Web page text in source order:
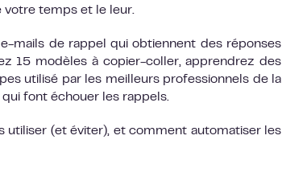
votre temps et le leur.
mails de rappel qui obtiennent des réponses
15 modèles à copier-coller, apprendrez des
utilisé par les meilleurs professionnels de la
font échouer les rappels.
utiliser (et éviter), et comment automatiser les